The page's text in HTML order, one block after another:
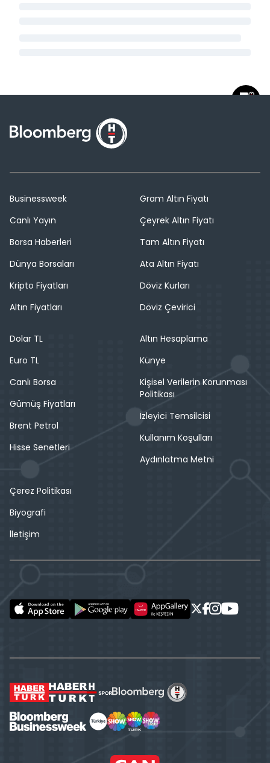
Businessweek
Canlı Yayın
Borsa Haberleri
Dünya Borsaları
Kripto Fiyatları
Altın Fiyatları
Gram Altın Fiyatı
Çeyrek Altın Fiyatı
Tam Altın Fiyatı
Ata Altın Fiyatı
Döviz Kurları
Döviz Çevirici
Dolar TL
Euro TL
Canlı Borsa
Gümüş Fiyatları
Brent Petrol
Hisse Senetleri
Altın Hesaplama
Künye
Kişisel Verilerin Korunması
Politikası
İzleyici Temsilcisi
Kullanım Koşulları
Aydınlatma Metni
Çerez Politikası
Biyografi
İletişim